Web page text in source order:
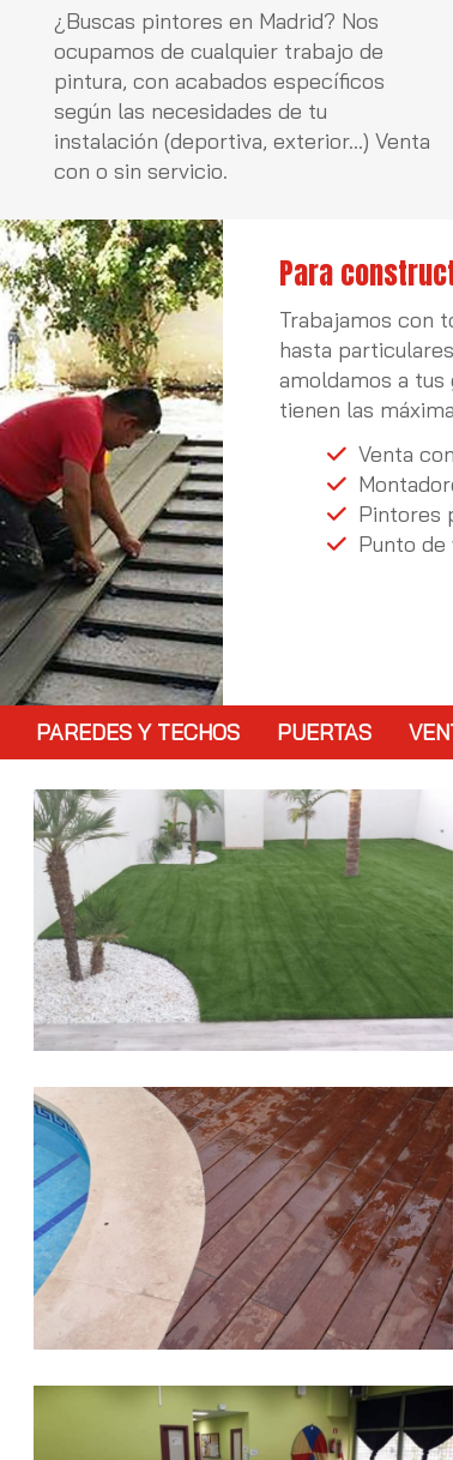
¿Buscas pintores en Madrid? Nos
ocupamos de cualquier trabajo de
pintura, con acabados específicos
según las necesidades de tu
instalación (deportiva, exterior...) Venta
con o sin servicio.
Para
Trabajamos con
hasta
amoldamos a
tienen las
Venta
Pintores
Punto
PAREDES Y TECHOS PUERTAS